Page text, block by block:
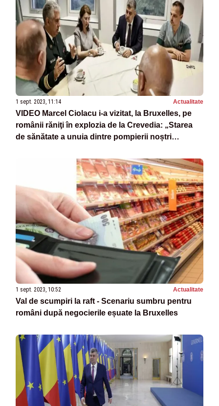
1 sept. 2023, 11:14 Actualitate
VIDEO Marcel Ciolacu i-a vizitat, la Bruxelles, pe
românii răniţi în explozia de la Crevedia: „Starea
de sănătate a unuia dintre pompierii noștri
1 sept. 2023, 10:52 Actualitate
Val de scumpiri la raft - Scenariu sumbru pentru
români după negocierile eșuate la Bruxelles